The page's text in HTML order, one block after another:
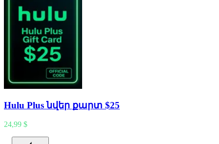
Hulu Plus նվեր քարտ $25
24,99 $